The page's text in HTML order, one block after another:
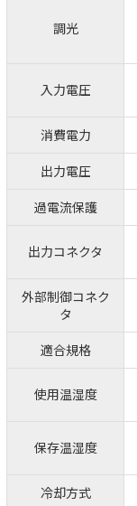
調光
入力電圧
消費電力
出力電圧
過電流保護
出力コネクタ
外部制御コネク
タ
適合規格
使用温湿度
保存温湿度
冷却方式